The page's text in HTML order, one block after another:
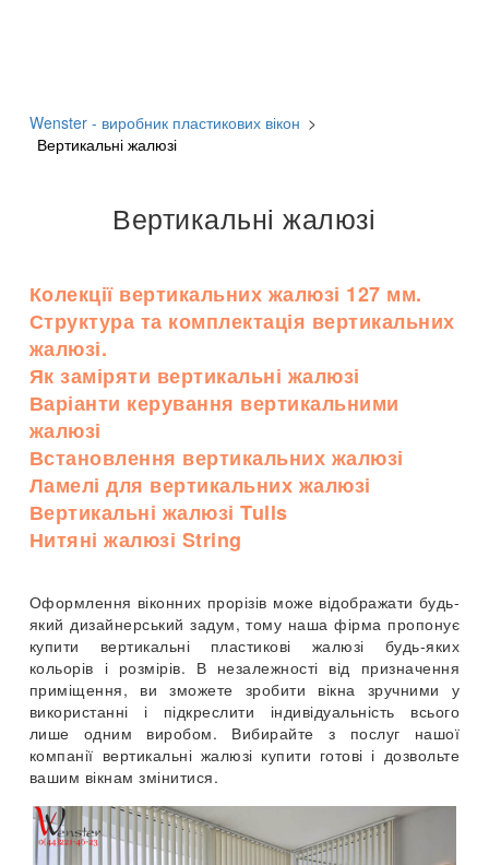
Wenster - виробник пластикових вікон >
Вертикальні жалюзі
Вертикальні жалюзі
Колекції вертикальних жалюзі 127 мм.
Структура та комплектація вертикальних
жалюзі.
Як заміряти вертикальні жалюзі
Варіанти керування вертикальними
жалюзі
Встановлення вертикальних жалюзі
Ламелі для вертикальних жалюзі
Вертикальні жалюзі Tulls
Нитяні жалюзі String
Оформлення віконних прорізів може відображати будь-
який дизайнерський задум, тому наша фірма пропонує
купити вертикальні пластикові жалюзі будь-яких
кольорів і розмірів. В незалежності від призначення
приміщення, ви зможете зробити вікна зручними у
використанні і підкреслити індивідуальність всього
лише одним виробом. Вибирайте з послуг нашої
компанії вертикальні жалюзі купити готові і дозвольте
вашим вікнам змінитися.